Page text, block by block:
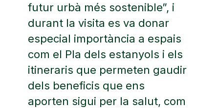
futur urbà més sostenible”, i
durant la visita es va donar
especial importància a espais
com el Pla dels estanyols i els
itineraris que permeten gaudir
dels beneficis que ens
aporten sigui per la salut, com